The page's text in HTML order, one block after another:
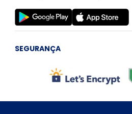
SEGURANÇA